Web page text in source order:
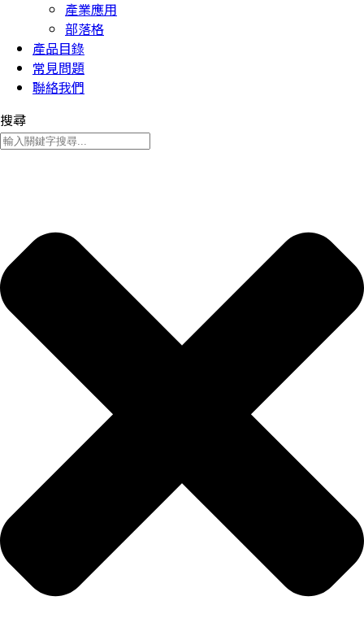
產業應用
部落格
產品目錄
常見問題
聯絡我們
搜尋